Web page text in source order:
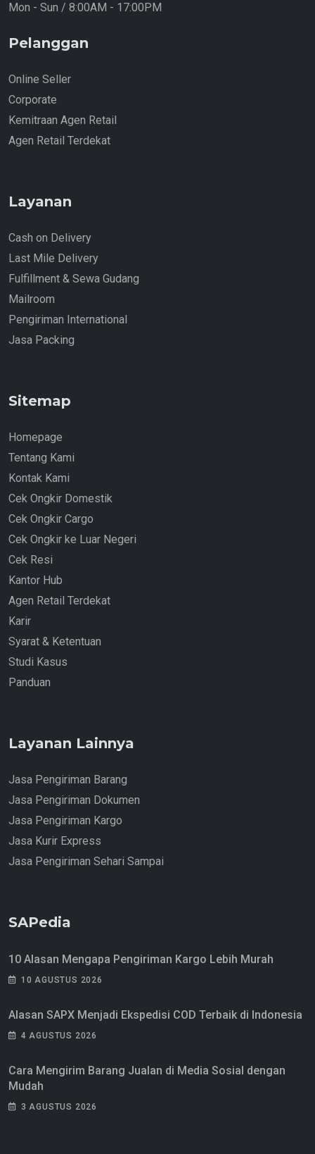
Mon - Sun / 8:00AM - 17:00PM
Pelanggan
Online Seller
Corporate
Kemitraan Agen Retail
Agen Retail Terdekat
Layanan
Cash on Delivery
Last Mile Delivery
Fulfillment & Sewa Gudang
Mailroom
Pengiriman International
Jasa Packing
Sitemap
Homepage
Tentang Kami
Kontak Kami
Cek Ongkir Domestik
Cek Ongkir Cargo
Cek Ongkir ke Luar Negeri
Cek Resi
Kantor Hub
Agen Retail Terdekat
Karir
Syarat & Ketentuan
Studi Kasus
Panduan
Layanan Lainnya
Jasa Pengiriman Barang
Jasa Pengiriman Dokumen
Jasa Pengiriman Kargo
Jasa Kurir Express
Jasa Pengiriman Sehari Sampai
SAPedia
10 Alasan Mengapa Pengiriman Kargo Lebih Murah
10 AGUSTUS 2026
Alasan SAPX Menjadi Ekspedisi COD Terbaik di Indonesia
4 AGUSTUS 2026
Cara Mengirim Barang Jualan di Media Sosial dengan
Mudah
3 AGUSTUS 2026